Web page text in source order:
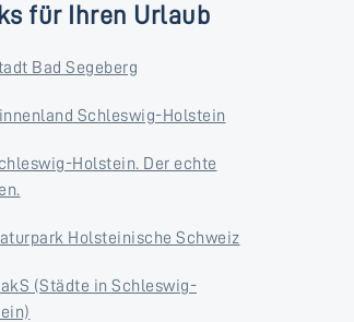
für Ihren Urlaub
Bad Segeberg
Schleswig-Holstein
Holstein. Der echte
Holsteinische Schweiz
(Städte in Schleswig-